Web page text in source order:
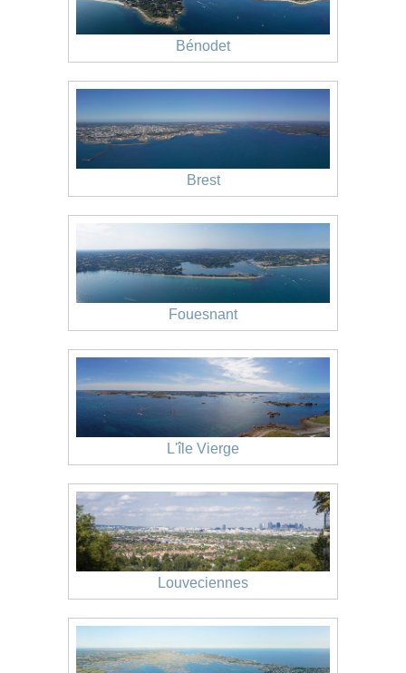
Bénodet
Brest
Fouesnant
L'île Vierge
Louveciennes